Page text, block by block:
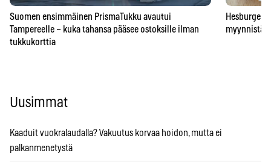
Suomen ensimmäinen PrismaTukku avautui
Tampereelle – kuka tahansa pääsee ostoksille ilman
tukkukorttia
myynnistä
Uusimmat
Kaaduit vuokralaudalla? Vakuutus korvaa hoidon, mutta ei
palkanmenetystä